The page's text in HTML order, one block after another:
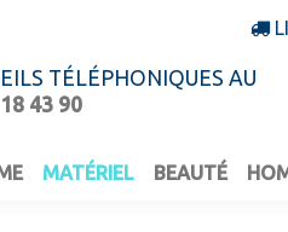
TÉLÉPHONIQUES AU
43 90
MATÉRIEL BEAUTÉ